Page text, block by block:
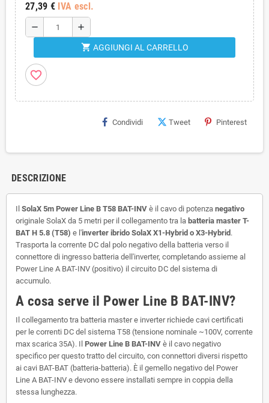
27,39 € IVA escl.
remove add
shopping_cart AGGIUNGI AL CARRELLO
favorite_border
Condividi Tweet Pinterest
DESCRIZIONE
Il SolaX 5m Power Line B T58 BAT-INV è il cavo di potenza negativo
originale SolaX da 5 metri per il collegamento tra la batteria master T-
BAT H 5.8 (T58) e l'inverter ibrido SolaX X1-Hybrid o X3-Hybrid.
Trasporta la corrente DC dal polo negativo della batteria verso il
connettore di ingresso batteria dell'inverter, completando assieme al
Power Line A BAT-INV (positivo) il circuito DC del sistema di
accumulo.
A cosa serve il Power Line B BAT-INV?
Il collegamento tra batteria master e inverter richiede cavi certificati
per le correnti DC del sistema T58 (tensione nominale ~100V, corrente
max scarica 35A). Il Power Line B BAT-INV è il cavo negativo
specifico per questo tratto del circuito, con connettori diversi rispetto
ai cavi BAT-BAT (batteria-batteria). È il gemello negativo del Power
Line A BAT-INV e devono essere installati sempre in coppia della
stessa lunghezza.